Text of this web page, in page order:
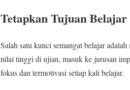
Tetapkan Tujuan Belajar
Salah satu kunci semangat belajar
nilai tinggi di ujian, masuk ke jurusan
fokus dan termotivasi setiap kali belajar.